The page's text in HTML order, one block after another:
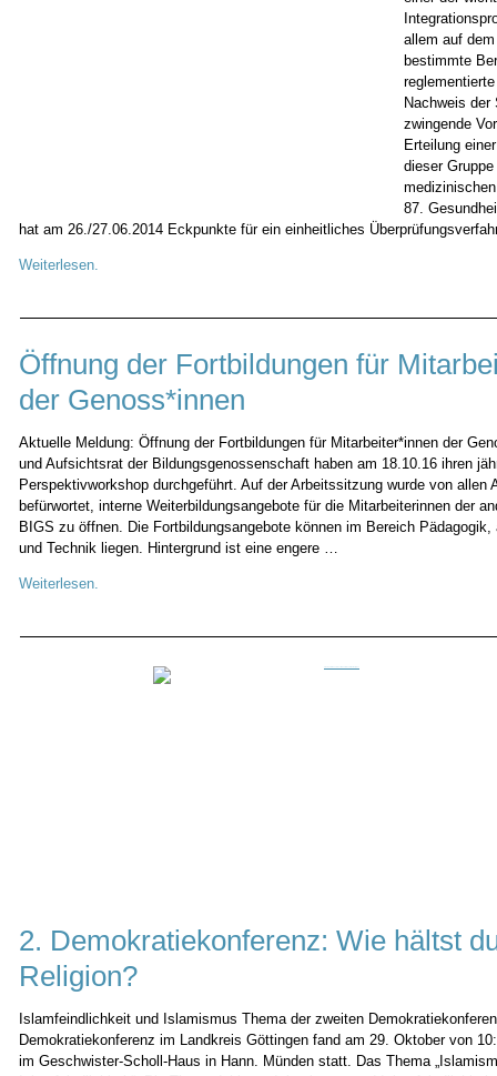
allem auf
bestimmte
Nachweis
zwingende
Erteilung
dieser
87.
hat am 26./27.06.2014 Eckpunkte für ein einheitliches
Weiterlesen.
Öffnung der Fortbildungen für
der Genoss*innen
Aktuelle Meldung: Öffnung der Fortbildungen für Mitarbeiter*innen der
und Aufsichtsrat der Bildungsgenossenschaft haben am 18.10.16 ihren
Perspektivworkshop durchgeführt. Auf der Arbeitssitzung wurde von allen
befürwortet, interne Weiterbildungsangebote für die Mitarbeiterinnen der
BIGS zu öffnen. Die Fortbildungsangebote können im Bereich Pädagogik,
und Technik liegen. Hintergrund ist eine engere …
Weiterlesen.
2. Demokratiekonferenz: Wie hältst
Religion?
Islamfeindlichkeit und Islamismus Thema der zweiten
Demokratiekonferenz im Landkreis Göttingen fand am 29. Oktober von
im Geschwister-Scholl-Haus in Hann. Münden statt. Das Thema